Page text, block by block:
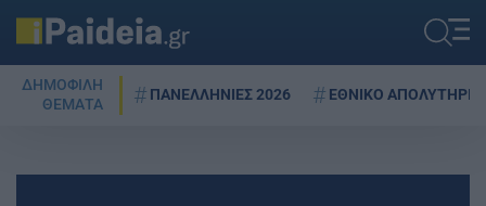
ΔΗΜΟΦΙΛΗ
ΘΕΜΑΤΑ
ΠΑΝΕΛΛΗΝΙΕΣ 2026 ΕΘΝΙΚΟ ΑΠΟΛΥΤΗΡΙΟ